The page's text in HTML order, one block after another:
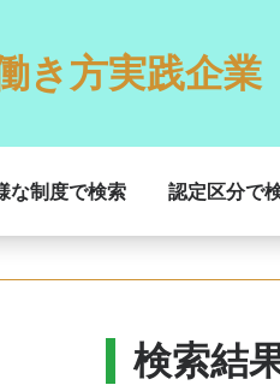
き方実践企業
な制度で検索 認定区分で
検索結